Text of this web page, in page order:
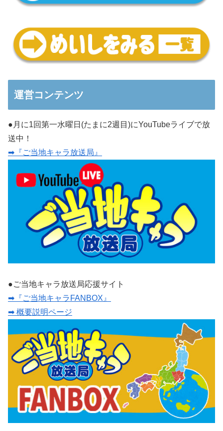
運営コンテンツ
●月に1回第一水曜日(たまに2週目)にYouTubeライブで放
送中！
➡『ご当地キャラ放送局』
●ご当地キャラ放送局応援サイト
➡『ご当地キャラFANBOX』
➡ 概要説明ページ